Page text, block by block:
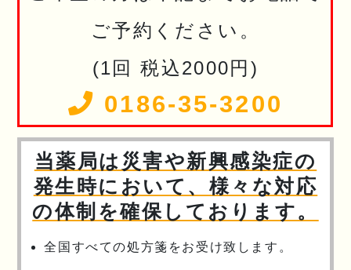
ご予約ください。
(1回 税込2000円)
0186-35-3200
当薬局は災害や新興感染症の
発生時において、様々な対応
の体制を確保しております。
全国すべての処方箋をお受け致します。